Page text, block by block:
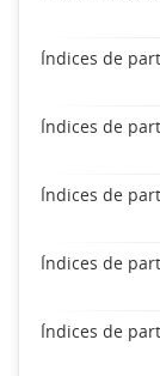
Índices de
Índices de
Índices de
Índices de
Índices de